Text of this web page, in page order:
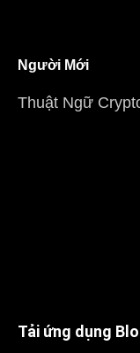
Người Mới
Thuật Ngữ
Tải ứng dụng